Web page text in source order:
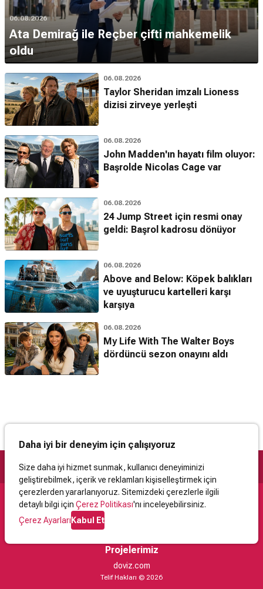
06.08.2026
Ata Demirağ ile Reçber çifti mahkemelik
oldu
06.08.2026
Taylor Sheridan imzalı Lioness
dizisi zirveye yerleşti
06.08.2026
John Madden'ın hayatı film oluyor:
Başrolde Nicolas Cage var
06.08.2026
24 Jump Street için resmi onay
geldi: Başrol kadrosu dönüyor
06.08.2026
Above and Below: Köpek balıkları
ve uyuşturucu kartelleri karşı
karşıya
06.08.2026
My Life With The Walter Boys
dördüncü sezon onayını aldı
Daha iyi bir deneyim için çalışıyoruz
Size daha iyi hizmet sunmak, kullanıcı deneyiminizi
geliştirebilmek, içerik ve reklamları kişiselleştirmek için
çerezlerden yararlanıyoruz. Sitemizdeki çerezlerle ilgili
detaylı bilgi için Çerez Politikası'nı inceleyebilirsiniz.
Çerez AyarlarıKabul Et
Destek
İletişimYardımKullanıcı Sözleşmesi
Projelerimiz
doviz.com
Telif Hakları © 2026